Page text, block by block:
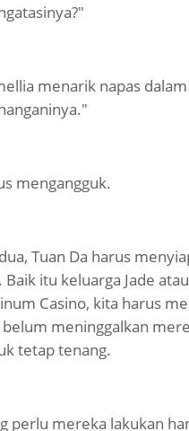
menarik napas
mengangguk.
Tuan Da harus
Baik itu keluarga Jade
Casino, kita harus
meninggalkan
tetap tenang.
perlu mereka lakukan